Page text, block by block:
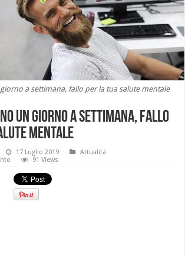
a settimana, fallo per la tua salute mentale
un giorno a settimana, fallo
mentale
17 Luglio 2019
Attualità
91 Views